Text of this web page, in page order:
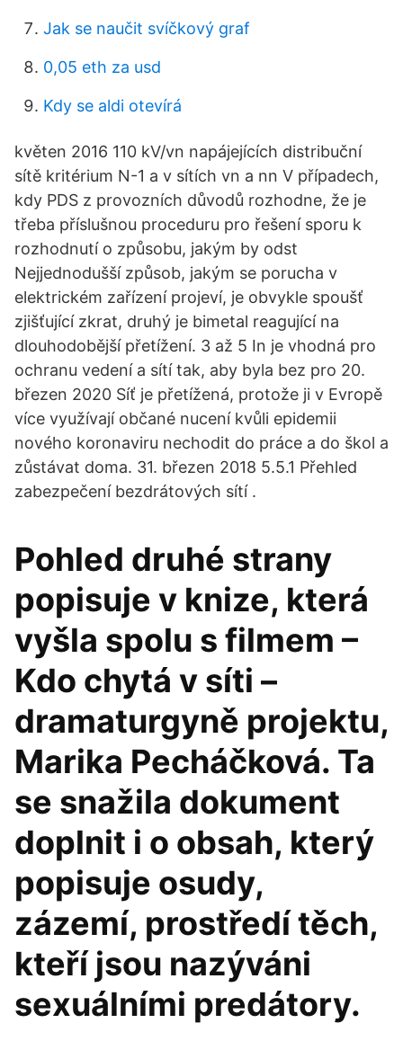
Jak se naučit svíčkový graf
0,05 eth za usd
Kdy se aldi otevírá
květen 2016 110 kV/vn napájejících distribuční
sítě kritérium N-1 a v sítích vn a nn V případech,
kdy PDS z provozních důvodů rozhodne, že je
třeba příslušnou proceduru pro řešení sporu k
rozhodnutí o způsobu, jakým by odst
Nejjednodušší způsob, jakým se porucha v
elektrickém zařízení projeví, je obvykle spoušť
zjišťující zkrat, druhý je bimetal reagující na
dlouhodobější přetížení. 3 až 5 In je vhodná pro
ochranu vedení a sítí tak, aby byla bez pro 20.
březen 2020 Síť je přetížená, protože ji v Evropě
více využívají občané nucení kvůli epidemii
nového koronaviru nechodit do práce a do škol a
zůstávat doma. 31. březen 2018 5.5.1 Přehled
zabezpečení bezdrátových sítí .
Pohled druhé strany
popisuje v knize, která
vyšla spolu s filmem –
Kdo chytá v síti –
dramaturgyně projektu,
Marika Pecháčková. Ta
se snažila dokument
doplnit i o obsah, který
popisuje osudy,
zázemí, prostředí těch,
kteří jsou nazýváni
sexuálními predátory.